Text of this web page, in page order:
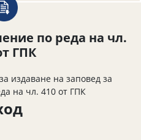
по реда на чл.
ГПК
издаване на заповед за
на чл. 410 от ГПК